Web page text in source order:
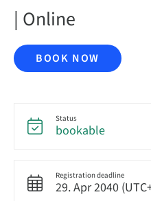
| Online
BOOK NOW
Status
bookable
Registration deadline
29. Apr 2040